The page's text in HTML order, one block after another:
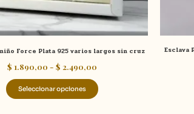
niño Force Plata 925 varios largos sin cruz
$ 1.890,00 - $ 2.490,00
Seleccionar opciones
página
de
producto
Esclava